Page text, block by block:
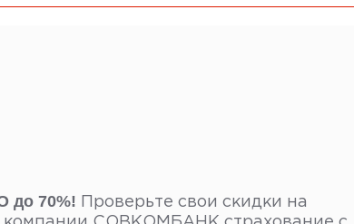
до 70%! Проверьте свои скидки на